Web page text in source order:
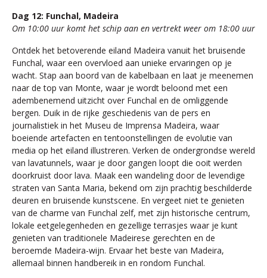
Dag 12: Funchal, Madeira
Om 10:00 uur komt het schip aan en vertrekt weer om 18:00 uur
Ontdek het betoverende eiland Madeira vanuit het bruisende
Funchal, waar een overvloed aan unieke ervaringen op je
wacht. Stap aan boord van de kabelbaan en laat je meenemen
naar de top van Monte, waar je wordt beloond met een
adembenemend uitzicht over Funchal en de omliggende
bergen. Duik in de rijke geschiedenis van de pers en
journalistiek in het Museu de Imprensa Madeira, waar
boeiende artefacten en tentoonstellingen de evolutie van
media op het eiland illustreren. Verken de ondergrondse wereld
van lavatunnels, waar je door gangen loopt die ooit werden
doorkruist door lava. Maak een wandeling door de levendige
straten van Santa Maria, bekend om zijn prachtig beschilderde
deuren en bruisende kunstscene. En vergeet niet te genieten
van de charme van Funchal zelf, met zijn historische centrum,
lokale eetgelegenheden en gezellige terrasjes waar je kunt
genieten van traditionele Madeirese gerechten en de
beroemde Madeira-wijn. Ervaar het beste van Madeira,
allemaal binnen handbereik in en rondom Funchal.